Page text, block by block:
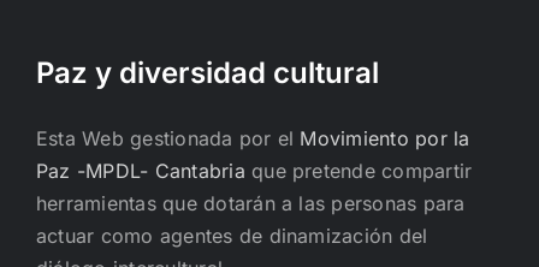
Paz y diversidad cultural
Esta Web gestionada por el Movimiento por la
Paz -MPDL- Cantabria que pretende compartir
herramientas que dotarán a las personas para
actuar como agentes de dinamización del